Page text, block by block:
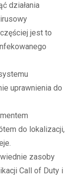
działania
jest to
uprawnienia do
do lokalizacji,
zasoby
Call of Duty i